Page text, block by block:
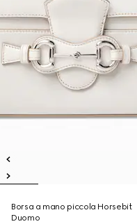
Borsa a mano piccola Horsebit
Duomo